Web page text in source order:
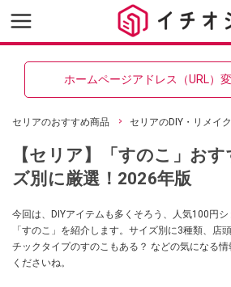
ホームページアドレス（URL）
セリアのおすすめ商品 セリアのDIY・リメイ
【セリア】「すのこ」お
ズ別に厳選！2026年版
今回は、DIYアイテムも多くそろう、人気100円
「すのこ」を紹介します。サイズ別に3種類、店
チックタイプのすのこもある？ などの気になる
くださいね。